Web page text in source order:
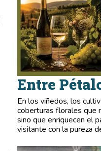
Entre
En los viñedos, los
coberturas florales que
sino que enriquecen el
visitante con la pureza